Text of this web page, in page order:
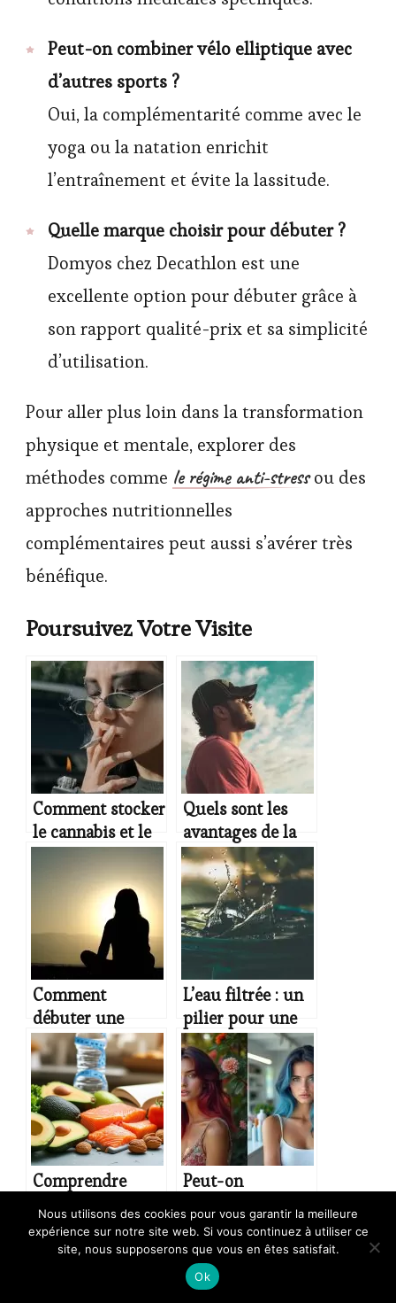
Peut-on combiner vélo elliptique avec
d’autres sports ?
Oui, la complémentarité comme avec le
yoga ou la natation enrichit
l’entraînement et évite la lassitude.
Quelle marque choisir pour débuter ?
Domyos chez Decathlon est une
excellente option pour débuter grâce à
son rapport qualité-prix et sa simplicité
d’utilisation.
Pour aller plus loin dans la transformation
physique et mentale, explorer des
méthodes comme le régime anti-stressou des
approches nutritionnelles
complémentaires peut aussi s’avérer très
bénéfique.
Poursuivez Votre Visite
Comment stocker
le cannabis et le
garder au frais ?
Quels sont les
avantages de la
respiration
abdominale ?
Comment
débuter une
pratique de yoga
du matin pour
les débutants et
quels sont les
bienfaits ?
L’eau filtrée : un
pilier pour une
vie saine
Comprendre
l’alimentation
cétogène :
principes et
Peut-on
envisager une
coloration
chimique après
avoir utilisé une
coloration
programme d'entraînement
Nous utilisons des cookies pour vous garantir la meilleure
expérience sur notre site web. Si vous continuez à utiliser ce
site, nous supposerons que vous en êtes satisfait.
Ok